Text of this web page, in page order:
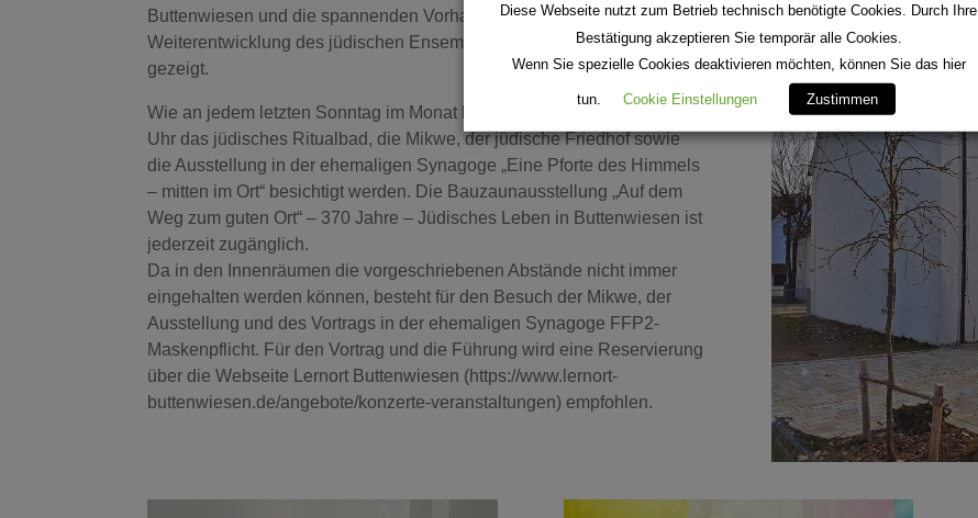
Buttenwiesen und die spannenden Vorhaben für die Sanierung und
Weiterentwicklung des jüdischen Ensembles auf dem Weg zum Lernort
gezeigt.
Wie an jedem letzten Sonntag im Monat können von 14:00 bis 17:00
Uhr das jüdisches Ritualbad, die Mikwe, der jüdische Friedhof sowie
die Ausstellung in der ehemaligen Synagoge „Eine Pforte des Himmels
– mitten im Ort“ besichtigt werden. Die Bauzaunausstellung „Auf dem
Weg zum guten Ort“ – 370 Jahre – Jüdisches Leben in Buttenwiesen ist
jederzeit zugänglich.
Da in den Innenräumen die vorgeschriebenen Abstände nicht immer
eingehalten werden können, besteht für den Besuch der Mikwe, der
Ausstellung und des Vortrags in der ehemaligen Synagoge FFP2-
Maskenpflicht. Für den Vortrag und die Führung wird eine Reservierung
über die Webseite Lernort Buttenwiesen (https://www.lernort-
buttenwiesen.de/angebote/konzerte-veranstaltungen) empfohlen.
Diese Webseite nutzt zum Betrieb technisch benötigte Cookies. Durch Ihre
Bestätigung akzeptieren Sie temporär alle Cookies.
Wenn Sie spezielle Cookies deaktivieren möchten, können Sie das hier
tun. Cookie Einstellungen Zustimmen